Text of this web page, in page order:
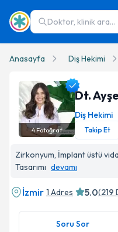
Doktor, klinik ara...
Anasayfa Diş Hekimi
4Fotoğraf
Dt.
Diş Hekimi
Takip Et
Zirkonyum, İmplant üstü
Tasarımı devamı
İzmir 1 Adres 5.0(219
Soru Sor